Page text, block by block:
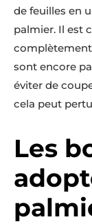
de feuilles en
palmier. Il est
complètement
sont encore
éviter de
cela peut
Les